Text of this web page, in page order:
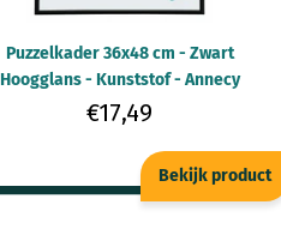
Puzzelkader 36x48 cm - Zwart
Hoogglans - Kunststof - Annecy
€17,49
Bekijk product